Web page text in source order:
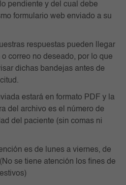
pendiente y del cual debe
formulario web enviado a su
respuestas pueden llegar
correo no deseado, por lo que
dichas bandejas antes de
estará en formato PDF y la
del archivo es el número de
del paciente (sin comas ni
es de lunes a viernes, de
se tiene atención los fines de